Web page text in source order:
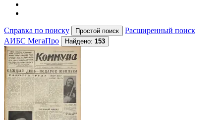
Справка по поиску
Расширенный поиск
АИБС МегаПро
Найдено: 153